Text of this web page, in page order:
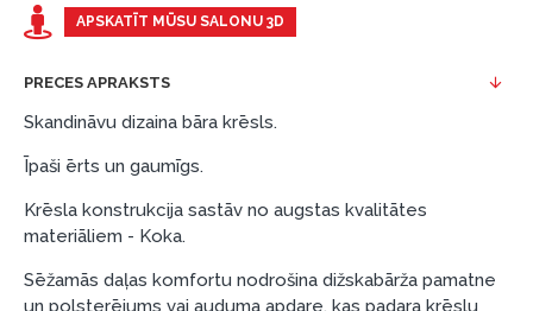
Ar ESTO iegūstiet bezprocentu līzinga vai nomaksas
priekšrocības bez pirmās iemaksas un ar nomaksas
Piemērs: Preces cena 300 €, termiņš: 12 mēneši,
kopējā pārmaksa: 0 €.
Līzingu un nomaksu varat noformēt arī apmeklējot mūsu
salonu Dārzciema ielā 91, Rīga, Latvija.
Dokumentu prasības:
APSKATĪT MŪSU SALONU 3D
PRECES APRAKSTS
Skandināvu dizaina bāra krēsls.
Īpaši ērts un gaumīgs.
Krēsla konstrukcija sastāv no augstas kvalitātes
materiāliem - Koka.
Sēžamās daļas komfortu nodrošina dižskabārža pamatne
un polsterējums vai auduma apdare, kas padara krēslu